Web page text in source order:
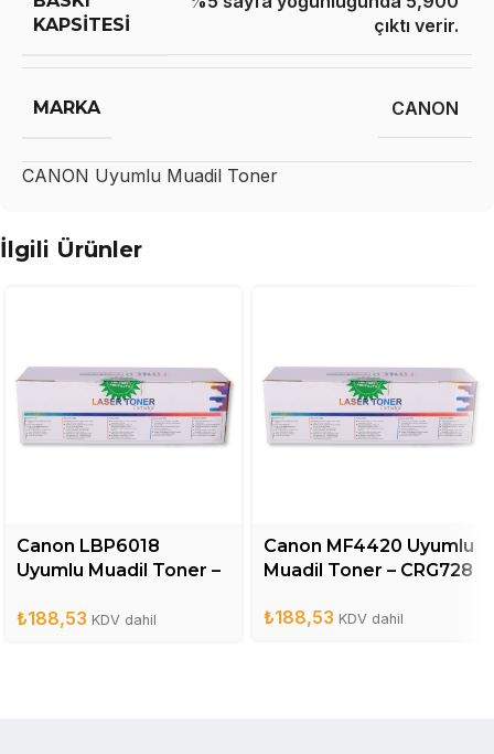
KAPSITESI
çıktı verir.
MARKA CANON
CANON Uyumlu Muadil Toner
İlgili Ürünler
Canon LBP6018
Uyumlu Muadil Toner –
₺188,53 KDV dahil
Canon MF4420 Uyumlu
Muadil Toner – CRG728
₺188,53 KDV dahil